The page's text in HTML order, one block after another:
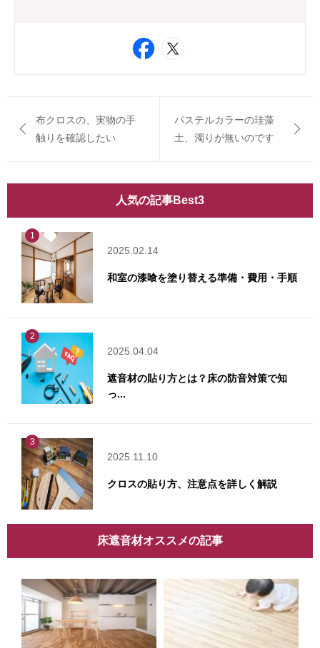
布クロスの、実物の手
触りを確認したい
パステルカラーの珪藻
土、濁りが無いのです
人気の記事Best3
1
2025.02.14
和室の漆喰を塗り替える準備・費用・手順
2
2025.04.04
遮音材の貼り方とは？床の防音対策で知
っ...
3
2025.11.10
クロスの貼り方、注意点を詳しく解説
床遮音材オススメの記事